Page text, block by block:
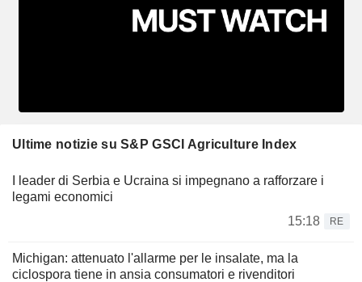
Ultime notizie su S&P GSCI Agriculture Index
I leader di Serbia e Ucraina si impegnano a rafforzare i
legami economici
15:18
RE
Michigan: attenuato l'allarme per le insalate, ma la
ciclospora tiene in ansia consumatori e rivenditori